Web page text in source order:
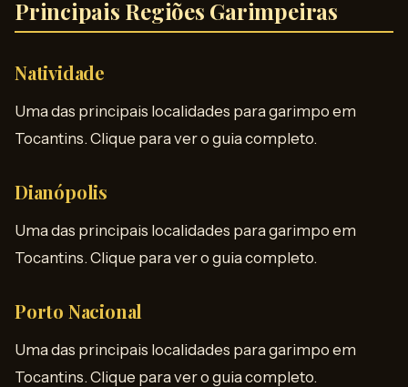
Principais Regiões Garimpeiras
Natividade
Uma das principais localidades para garimpo em
Tocantins. Clique para ver o guia completo.
Dianópolis
Uma das principais localidades para garimpo em
Tocantins. Clique para ver o guia completo.
Porto Nacional
Uma das principais localidades para garimpo em
Tocantins. Clique para ver o guia completo.